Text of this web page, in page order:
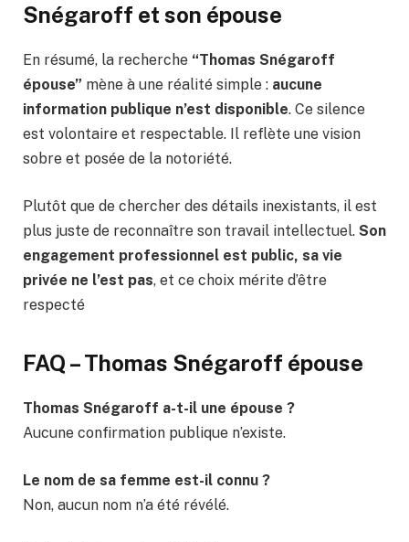
Snégaroff et son épouse
En résumé, la recherche “Thomas Snégaroff
épouse” mène à une réalité simple : aucune
information publique n’est disponible. Ce silence
est volontaire et respectable. Il reflète une vision
sobre et posée de la notoriété.
Plutôt que de chercher des détails inexistants, il est
plus juste de reconnaître son travail intellectuel. Son
engagement professionnel est public, sa vie
privée ne l’est pas, et ce choix mérite d’être
respecté
FAQ – Thomas Snégaroff épouse
Thomas Snégaroff a-t-il une épouse ?
Aucune confirmation publique n’existe.
Le nom de sa femme est-il connu ?
Non, aucun nom n’a été révélé.